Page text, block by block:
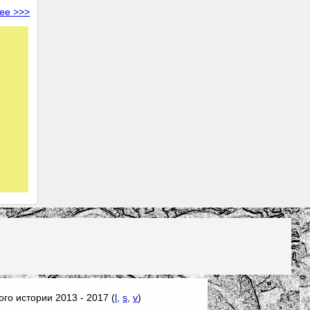
>>>
истории 2013 - 2017 (l ,s ,v)